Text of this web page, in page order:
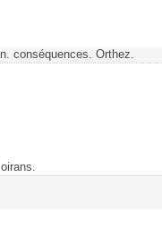
conséquences. Orthez.